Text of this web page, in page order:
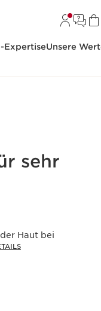
ExpertiseUnsere
sehr
Haut bei